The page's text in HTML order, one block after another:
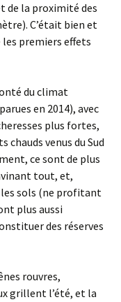
de la proximité des
C’était bien et
les premiers effets
du climat
en 2014), avec
plus fortes,
chauds venus du Sud
ce sont de plus
tout, et,
sols (ne profitant
plus aussi
des réserves
rouvres,
grillent l’été, et la